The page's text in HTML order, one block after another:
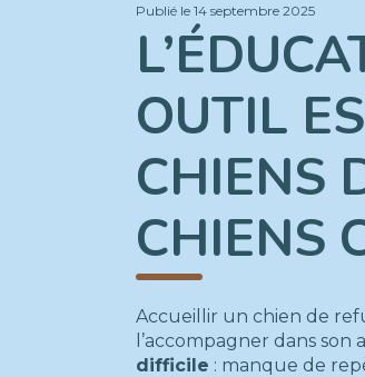
Publié le 14 septembre 2025
OUTIL
CHIENS
CHIENS
Accueillir un chien de
l’accompagner dans
difficile : manque de